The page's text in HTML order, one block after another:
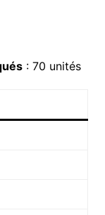
: 70 unités